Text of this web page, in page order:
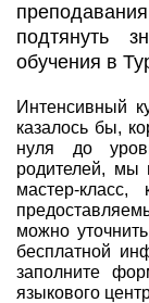
подтянуть
обучения в
Интенсивный
казалось бы,
нуля до
родителей, мы
мастер-класс,
можно
бесплатной
заполните
языкового